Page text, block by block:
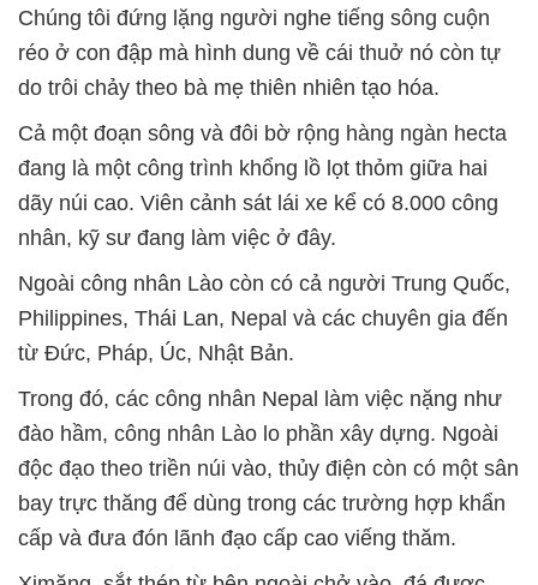
Chúng tôi đứng lặng người nghe tiếng sông cuộn
réo ở con đập mà hình dung về cái thuở nó còn tự
do trôi chảy theo bà mẹ thiên nhiên tạo hóa.
Cả một đoạn sông và đôi bờ rộng hàng ngàn hecta
đang là một công trình khổng lồ lọt thỏm giữa hai
dãy núi cao. Viên cảnh sát lái xe kể có 8.000 công
nhân, kỹ sư đang làm việc ở đây.
Ngoài công nhân Lào còn có cả người Trung Quốc,
Philippines, Thái Lan, Nepal và các chuyên gia đến
từ Đức, Pháp, Úc, Nhật Bản.
Trong đó, các công nhân Nepal làm việc nặng như
đào hầm, công nhân Lào lo phần xây dựng. Ngoài
độc đạo theo triền núi vào, thủy điện còn có một sân
bay trực thăng để dùng trong các trường hợp khẩn
cấp và đưa đón lãnh đạo cấp cao viếng thăm.